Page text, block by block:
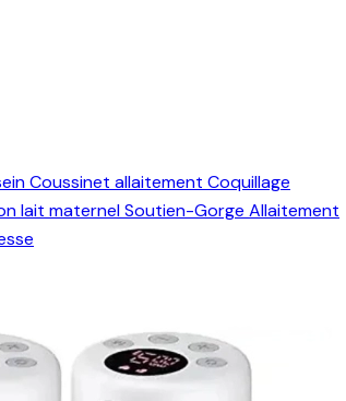
Coussinet allaitement Coquillage
lait maternelSoutien-Gorge Allaitement